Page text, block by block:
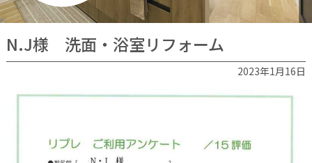
N.J様 洗面・浴室リフォーム
2023年1月16日